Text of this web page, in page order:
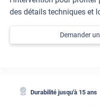
des détails techniques et
Demander
Durabilité jusqu'à 15 ans